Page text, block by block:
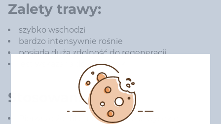
Zalety trawy:
szybko wschodzi
bardzo intensywnie rośnie
posiada dużą zdolność do regeneracji
jest wskazana do dosiewek
Stosowanie:
Pierwsze źdźbła trawy przy dość wysokiej